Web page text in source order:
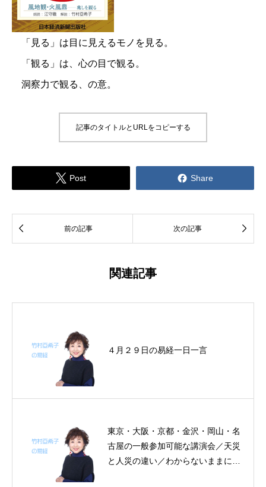
「見る」は目に見えるモノを見る。
「観る」は、心の目で観る。
洞察力で観る、の意。
記事のタイトルとURLをコピーする
 Post  Share
 前の記事 次の記事 
関連記事
４月２９日の易経一日一言
東京・大阪・京都・金沢・岡山・名
古屋の一般参加可能な講演会／天災
と人災の違い／わからないままに受